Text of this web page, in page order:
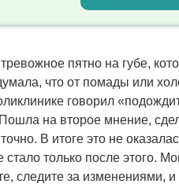
пятно на губе,
что от помады или
говорил
на второе мнение,
В итоге это не
только после этого.
следите за изменениями,